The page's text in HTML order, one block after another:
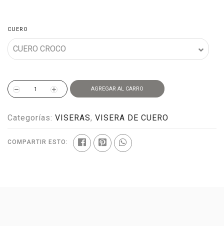
CUERO
AGREGAR AL CARRO
Categorías: VISERAS, VISERA DE CUERO
COMPARTIR ESTO: